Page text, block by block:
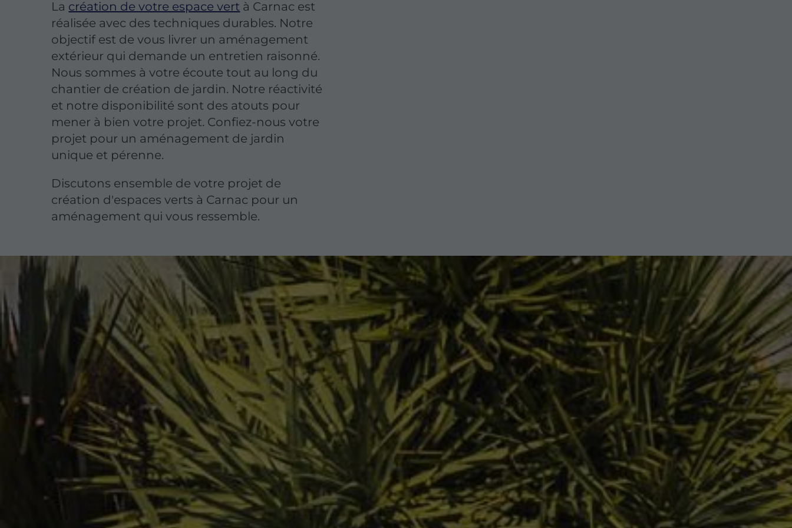
La création de votre espace vert à Carnac est
réalisée avec des techniques durables. Notre
objectif est de vous livrer un aménagement
extérieur qui demande un entretien raisonné.
Nous sommes à votre écoute tout au long du
chantier de création de jardin. Notre réactivité
et notre disponibilité sont des atouts pour
mener à bien votre projet. Confiez-nous votre
projet pour un aménagement de jardin
unique et pérenne.
Discutons ensemble de votre projet de
création d'espaces verts à Carnac pour un
aménagement qui vous ressemble.